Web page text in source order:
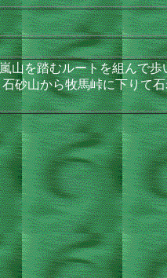
を踏むルートを組んで歩
砂山から牧馬峠に下りて